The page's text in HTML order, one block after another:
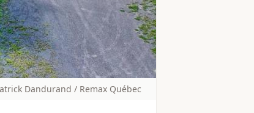
Dandurand / Remax Québec